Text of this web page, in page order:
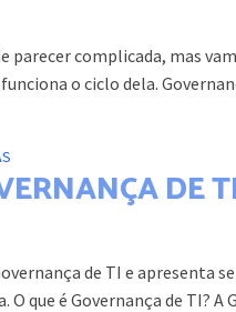
parecer complicada, mas
o ciclo dela.
DE
de TI e apresenta
O que é Governança de TI? A